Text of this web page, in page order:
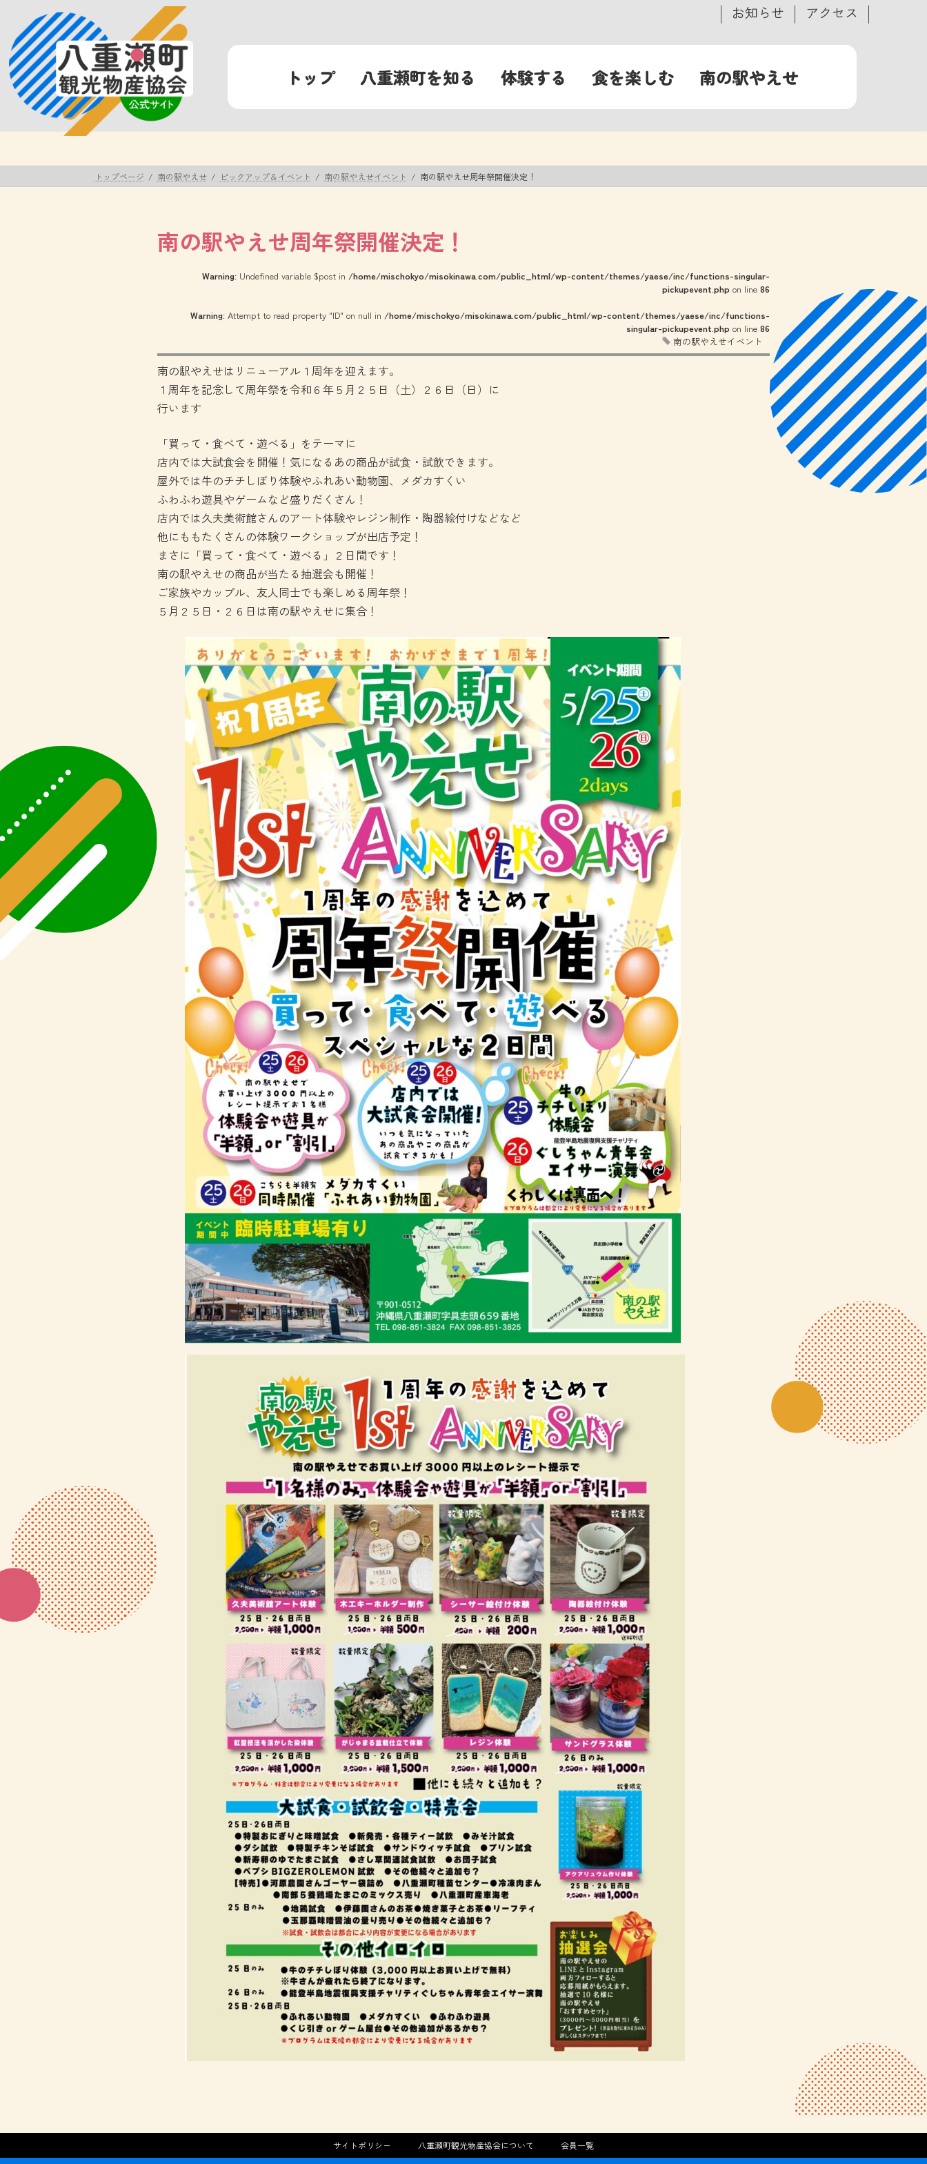
ン
ツ
ー
シ
お知らせ アクセス
トップ 八重瀬町を知る 体験する 食を楽しむ 南の駅やえせ
トップページ 南の駅やえせ ピックアップ＆イベント 南の駅やえせイベント 南の駅やえせ周年祭開催決定！
南の駅やえせ周年祭開催決定！
Warning: Undefined variable $post in /home/mischokyo/misokinawa.com/public_html/wp-content/themes/yaese/inc/functions-singular-
pickupevent.php on line 86
Warning: Attempt to read property "ID" on null in /home/mischokyo/misokinawa.com/public_html/wp-content/themes/yaese/inc/functions-
singular-pickupevent.php on line 86
南の駅やえせイベント
南の駅やえせはリニューアル１周年を迎えます。
１周年を記念して周年祭を令和６年５月２５日（土）２６日（日）に
行います
「買って・食べて・遊べる」をテーマに
店内では大試食会を開催！気になるあの商品が試食・試飲できます。
屋外では牛のチチしぼり体験やふれあい動物園、メダカすくい
ふわふわ遊具やゲームなど盛りだくさん！
店内では久夫美術館さんのアート体験やレジン制作・陶器絵付けなどなど
他にももたくさんの体験ワークショップが出店予定！
まさに「買って・食べて・遊べる」２日間です！
南の駅やえせの商品が当たる抽選会も開催！
ご家族やカップル、友人同士でも楽しめる周年祭！
５月２５日・２６日は南の駅やえせに集合！
サイトポリシー 八重瀬町観光物産協会について 会員一覧